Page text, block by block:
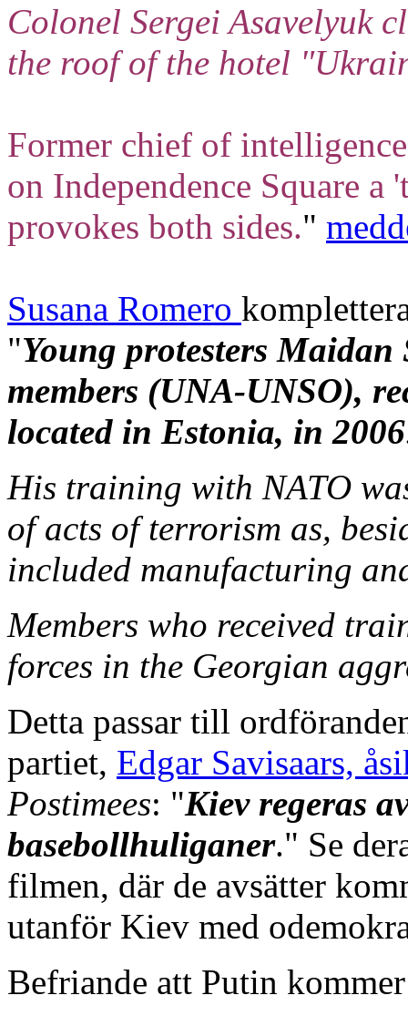
Colonel Sergei Asavelyuk
the roof of the hotel
Former chief of
on Independence Square
provokes both sides."
Susana Romero
"Young protesters
members (UNA-UNSO),
located in Estonia, in 2006
His training with NATO
of acts of terrorism as,
included manufacturing
Members who received
forces in the Georgian
Detta passar till
partiet, Edgar Savisaars,
Postimees: "Kiev regeras
basebollhuliganer." Se
filmen, där de avsätter
utanför Kiev med
Befriande att Putin